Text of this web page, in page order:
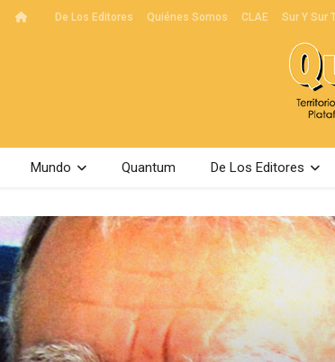
De Los Editores Quiénes Somos CLAE Sur Y Sur
Mundo Quantum De Los Editores